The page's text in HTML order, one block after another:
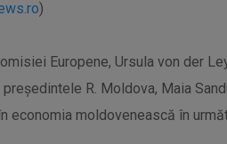
)
Europene, Ursula von der
R. Moldova, Maia
economia moldovenească în